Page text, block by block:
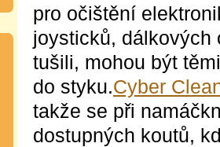
pro očištění
joysticků, dálkových
tušili, mohou být
do styku.Cyber
takže se při
dostupných koutů,